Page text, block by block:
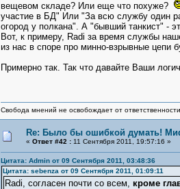
вещевом складе? Или еще что похуже?
участие в БД" Или "За всю службу один
огород у полкана". А "бывший танкист" -
Вот, к примеру, Radi за время службы
из нас в споре про минно-взрывные цепи
Примерно так. Так что давайте Ваши
Свобода мнений не освобождает от
Re: Было бы ошибкой думать!
« Ответ #42 :11 Сентября 2011, 19:57:16 »
Цитата: Admin от 09 Сентября 2011, 03:48:36
Цитата: sebenza от 09 Сентября 2011, 01:09:11
Radi, согласен почти со всем, кроме